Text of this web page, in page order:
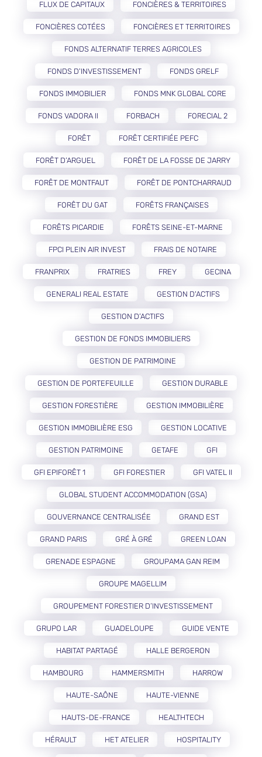
FLUX DE CAPITAUX FONCIÈRES & TERRITOIRES
FONCIÈRES COTÉES FONCIÈRES ET TERRITOIRES
FONDS ALTERNATIF TERRES AGRICOLES
FONDS D'INVESTISSEMENT FONDS GRELF
FONDS IMMOBILIER FONDS MNK GLOBAL CORE
FONDS VADORA II FORBACH FORECIAL 2
FORÊT FORÊT CERTIFIÉE PEFC
FORÊT D’ARGUEL FORÊT DE LA FOSSE DE JARRY
FORÊT DE MONTFAUT FORÊT DE PONTCHARRAUD
FORÊT DU GAT FORÊTS FRANÇAISES
FORÊTS PICARDIE FORÊTS SEINE-ET-MARNE
FPCI PLEIN AIR INVEST FRAIS DE NOTAIRE
FRANPRIX FRATRIES FREY GECINA
GENERALI REAL ESTATE GESTION D'ACTIFS
GESTION D’ACTIFS
GESTION DE FONDS IMMOBILIERS
GESTION DE PATRIMOINE
GESTION DE PORTEFEUILLE GESTION DURABLE
GESTION FORESTIÈRE GESTION IMMOBILIÈRE
GESTION IMMOBILIÈRE ESG GESTION LOCATIVE
GESTION PATRIMOINE GETAFE GFI
GFI EPIFORÊT 1 GFI FORESTIER GFI VATEL II
GLOBAL STUDENT ACCOMMODATION (GSA)
GOUVERNANCE CENTRALISÉE GRAND EST
GRAND PARIS GRÉ À GRÉ GREEN LOAN
GRENADE ESPAGNE GROUPAMA GAN REIM
GROUPE MAGELLIM
GROUPEMENT FORESTIER D’INVESTISSEMENT
GRUPO LAR GUADELOUPE GUIDE VENTE
HABITAT PARTAGÉ HALLE BERGERON
HAMBOURG HAMMERSMITH HARROW
HAUTE-SAÔNE HAUTE-VIENNE
HAUTS-DE-FRANCE HEALTHTECH
HÉRAULT HET ATELIER HOSPITALITY